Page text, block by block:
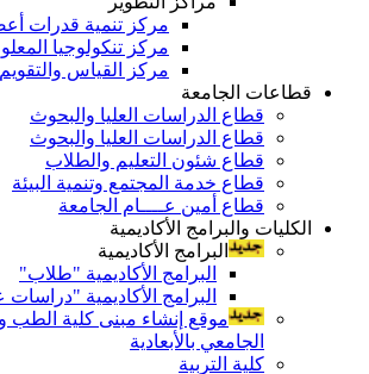
مركز تنمية قدرات
مركز تنكولوجيا
مركز القياس والتقويم
قطاعات الجامعة
قطاع الدراسات العليا والبحوث
قطاع الدراسات العليا والبحوث
قطاع شئون التعليم والطلاب
قطاع خدمة المجتمع وتنمية البيئة
قطاع أمين عــــام الجامعة
الكليات والبرامج الأكاديمية
البرامج الأكاديمية
البرامج الأكاديمية "طلاب"
البرامج الأكاديمية "دراسات
موقع إنشاء مبنى كلية
الجامعي بالأبعادية
كلية التربية